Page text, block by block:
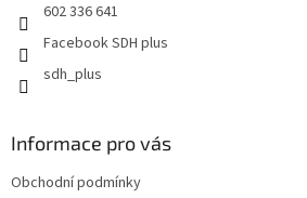
602 336 641
Facebook SDH plus
sdh_plus
Informace pro vás
Obchodní podmínky